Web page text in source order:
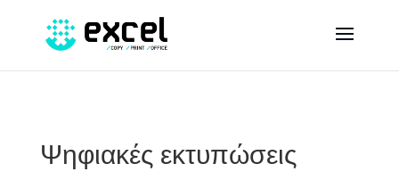
Ψηφιακές εκτυπώσεις